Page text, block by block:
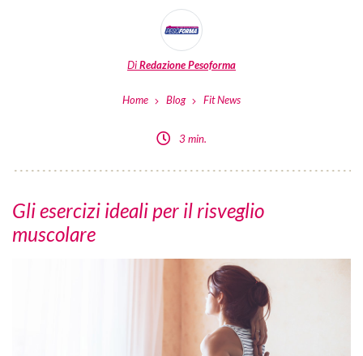
DiRedazione Pesoforma
Home Blog Fit News
3 min.
Gli esercizi ideali per il risveglio
muscolare